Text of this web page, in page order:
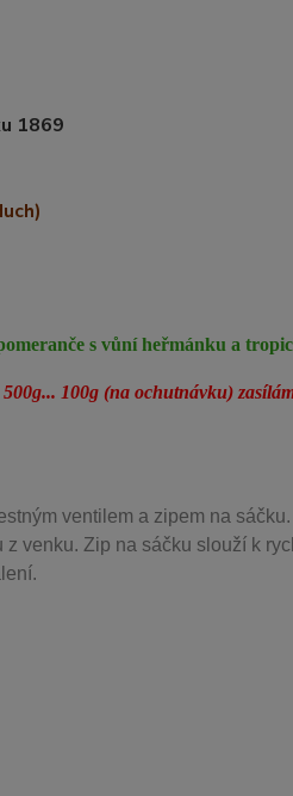
1869
s vůní heřmánku a
100g (na ochutnávku)
ventilem a zipem na sáčku.
venku. Zip na sáčku slouží k